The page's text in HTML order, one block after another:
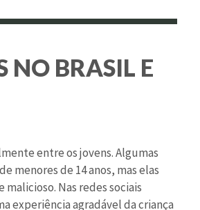
NO BRASIL E
entre os jovens. Algumas
menores de 14 anos, mas elas
Nas redes sociais
experiência agradável da criança